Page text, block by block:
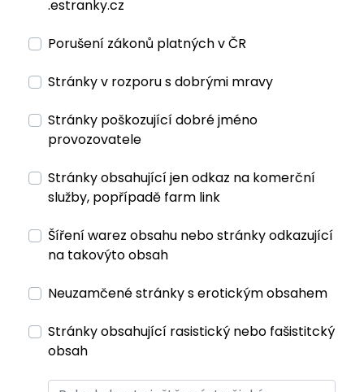
.estranky.cz
Porušení zákonů platných v ČR
Stránky v rozporu s dobrými mravy
Stránky poškozující dobré jméno
provozovatele
Stránky obsahující jen odkaz na komerční
služby, popřípadě farm link
Šíření warez obsahu nebo stránky odkazující
na takovýto obsah
Neuzamčené stránky s erotickým obsahem
Stránky obsahující rasistický nebo fašistitcký
obsah